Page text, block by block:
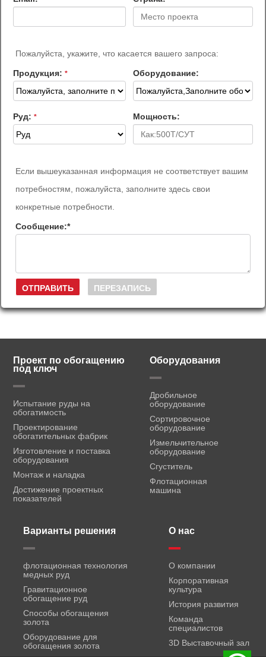
Пожалуйста, укажите, что касается вашего запроса:
Продукция: * Оборудование:
Руд: * Мощность:
Если вышеуказанная информация не соответствует вашим
потребностям, пожалуйста, заполните здесь свои
конкретные потребности.
Сообщение:*
Проект по обогащению
под ключ
Испытание руды на
обогатимость
Проектирование
обогатительных фабрик
Изготовление и поставка
оборудования
Монтаж и наладка
Достижение проектных
показателей
Оборудования
Дробильное
оборудование
Сортировочное
оборудование
Измельчительное
оборудование
Сгуститель
Флотационная
машина
Варианты решения
флотационная технология
медных руд
Гравитационное
обогащение руд
Способы обогащения
золота
Оборудование для
обогащения золота
О нас
О компании
Корпоративная
культура
История развития
Команда
специалистов
3D Выставочный зал